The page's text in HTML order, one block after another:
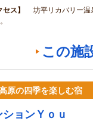
セス
坊平リカバリー温
この施
原の四季を楽しむ宿
ョンＹｏｕ